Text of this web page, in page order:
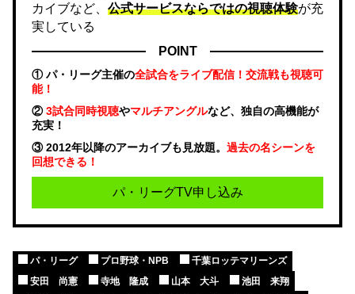
カイブなど、 公式サービスならではの視聴体験が充
実している
POINT
① パ・リーグ主催の全試合をライブ配信！交流戦も視聴可
能！
②3試合同時視聴やマルチアングルなど、独自の高機能が
充実！
③ 2012年以降のアーカイブも見放題。 過去の名シーンを
回想できる！
パ・リーグTV申し込み
パ・リーグ プロ野球・NPB
千葉ロッテマリーンズ
安田 尚憲
寺地 隆成 山本 大斗
池田 来翔